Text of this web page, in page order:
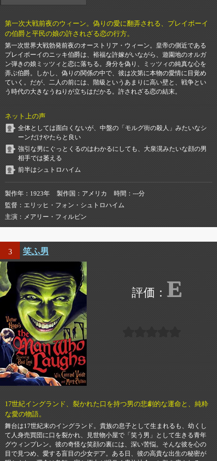
第一次大戦前夜のウィーン。偽りの愛に翻弄される、プレイボーイ
の伯爵と平民の娘の許されざる恋の行方。
第一次世界大戦勃発前夜のオーストリア・ウィーン。皇帝の側近である
プレイボーイのニッキ伯爵は、裕福な許嫁がいながら、遊園地のオルガ
ン弾きの娘ミッツィと恋に落ちる。身分を偽り、ミッツィの純真な心を
弄ぶ伯爵。しかし、偽りの関係の中で、彼は次第に本物の愛情に目覚め
ていく。だが、二人の前には、階級というあまりに高い壁と、戦争とい
う時代の大きなうねりが立ちはだかる。許されざる恋の結末。
ネット上の声
全体としては面白くないが、中盤の「モルグ街の殺人」みたいなシ
ーンだけやたらと良い
強引な男にぐっとくるのはわかるにしても、大泉滉みたいな顔の男
相手では萎える
前半はシュトロハイム
製作年 1923年 製作国 アメリカ 時間
---分
監督
エリッヒ・フォン・シュトロハイム
主演
メアリー・フィルビン
3 笑ふ男
E
17世紀イングランド、裂かれた口を持つ男の悲劇的な運命と、純粋
な愛の物語。
舞台は17世紀末のイングランド。貴族の息子として生まれるも、幼くし
て人身売買団に口を裂かれ、見世物小屋で「笑う男」として生きる青年
グウィンプレン。彼の奇怪な笑顔の裏には、深い苦悩。そんな彼を心の
目で見つめ、愛する盲目の少女デア。ある日、彼の高貴な出生の秘密が